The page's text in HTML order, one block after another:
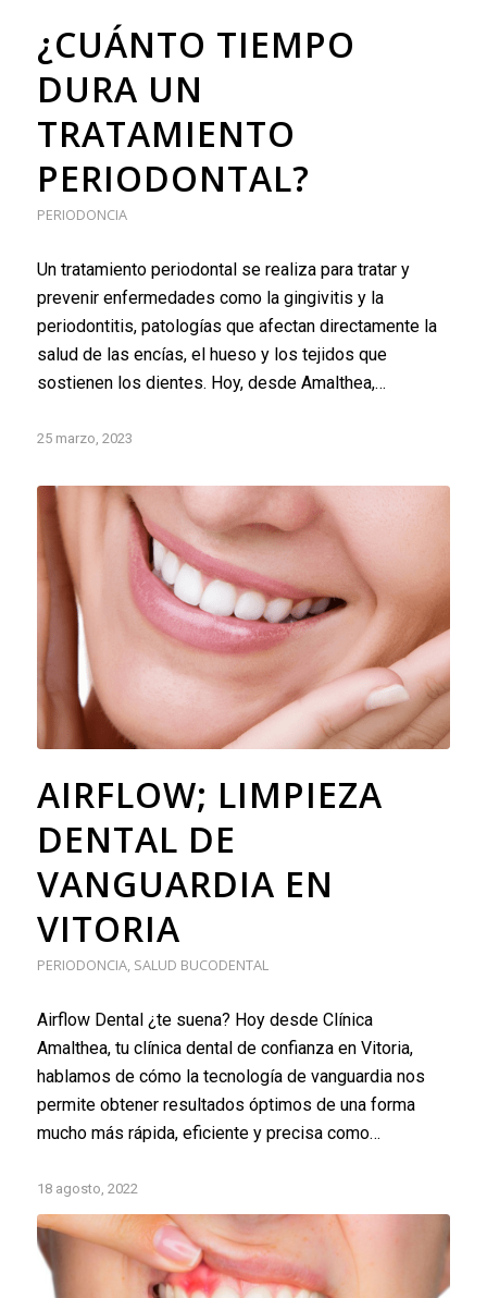
¿CUÁNTO TIEMPO
DURA UN
TRATAMIENTO
PERIODONTAL?
PERIODONCIA
Un tratamiento periodontal se realiza para tratar y
prevenir enfermedades como la gingivitis y la
periodontitis, patologías que afectan directamente la
salud de las encías, el hueso y los tejidos que
sostienen los dientes. Hoy, desde Amalthea,…
25 marzo, 2023
AIRFLOW; LIMPIEZA
DENTAL DE
VANGUARDIA EN
VITORIA
PERIODONCIA, SALUD BUCODENTAL
Airflow Dental ¿te suena? Hoy desde Clínica
Amalthea, tu clínica dental de confianza en Vitoria,
hablamos de cómo la tecnología de vanguardia nos
permite obtener resultados óptimos de una forma
mucho más rápida, eficiente y precisa como…
18 agosto, 2022